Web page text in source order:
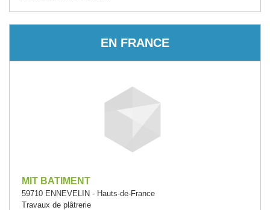
EN FRANCE
MIT BATIMENT
59710 ENNEVELIN - Hauts-de-France
Travaux de plâtrerie